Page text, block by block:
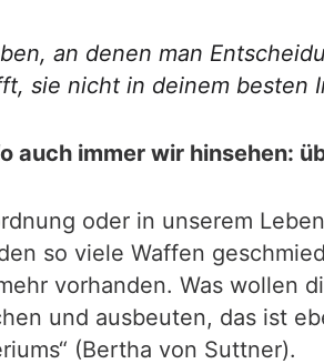
an denen man
sie nicht in deinem besten
auch immer wir hinsehen:
oder in unserem
so viele Waffen
vorhanden. Was wollen
und ausbeuten, das ist
(Bertha von Suttner).